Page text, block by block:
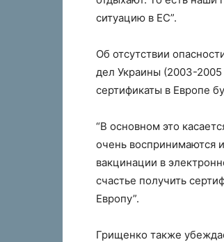
ситуацию в ЕС”.
Об отсутствии
дел Украины (2003-2005
сертификаты в Европе
“В основном это
очень воспринимаются
вакцинации в
счастье получить
Европу”.
Грищенко также